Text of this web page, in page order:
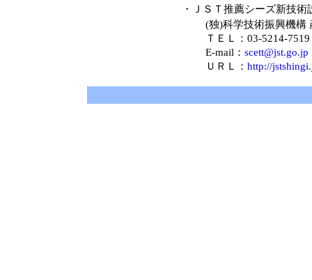
・ＪＳＴ推薦シーズ新技術
(独)科学技術振興機構
ＴＥＬ：03-5214-7519
E-mail： scett@jst.go.jp
ＵＲＬ： http://